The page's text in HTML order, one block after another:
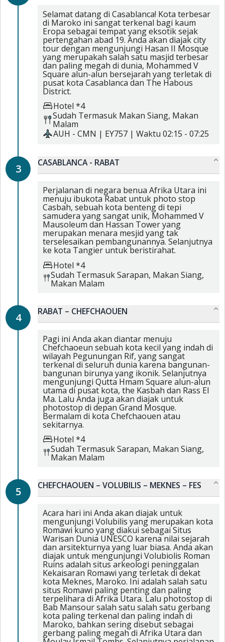
Selamat datang di Casablanca! Kota terbesar
di Maroko ini sangat terkenal bagi kaum
Eropa sebagai tempat yang eksotik sejak
pertengahan abad 19. Anda akan diajak city
tour dengan mengunjungi Hasan II Mosque
yang merupakah salah satu masjid terbesar
dan paling megah di dunia, Mohammed V
Square alun-alun bersejarah yang terletak di
pusat kota Casablanca dan The Habous
District.
Hotel *4
Sudah Termasuk Makan Siang, Makan
Malam
AUH - CMN | EY757 | Waktu 02:15 - 07:25
3 CASABLANCA - RABAT
Perjalanan di negara benua Afrika Utara ini
menuju ibukota Rabat untuk photo stop
Casbah, sebuah kota benteng di tepi
samudera yang sangat unik, Mohammed V
Mausoleum dan Hassan Tower yang
merupakan menara mesjid yang tak
terselesaikan pembangunannya. Selanjutnya
ke kota Tangier untuk beristirahat.
Hotel *4
Sudah TermasukSarapan, Makan Siang,
Makan Malam
4 RABAT – CHEFCHAOUEN
Pagi ini Anda akan diantar menuju
Chefchaoeun sebuah kota kecil yang indah di
wilayah Pegunungan Rif, yang sangat
terkenal di seluruh dunia karena bangunan-
bangunan birunya yang ikonik. Selanjutnya
mengunjungi Qutta Hmam Square alun-alun
utama di pusat kota, the Kasbah dan Rass El
Ma. Lalu Anda juga akan diajak untuk
photostop di depan Grand Mosque.
Bermalam di kota Chefchaouen atau
sekitarnya.
Hotel *4
Sudah TermasukSarapan, Makan Siang,
Makan Malam
5 CHEFCHAOUEN – VOLUBILIS – MEKNES – FES
Acara hari ini Anda akan diajak untuk
mengunjungi Volubilis yang merupakan kota
Romawi kuno yang diakui sebagai Situs
Warisan Dunia UNESCO karena nilai sejarah
dan arsitekturnya yang luar biasa. Anda akan
diajak untuk mengunjungi Volubiolis Roman
Ruins adalah situs arkeologi peninggalan
Kekaisaran Romawi yang terletak di dekat
kota Meknes, Maroko. Ini adalah salah satu
situs Romawi paling penting dan paling
terpelihara di Afrika Utara. Lalu photostop di
Bab Mansour salah satu salah satu gerbang
kota paling terkenal dan paling indah di
Maroko, bahkan sering disebut sebagai
gerbang paling megah di Afrika Utara dan